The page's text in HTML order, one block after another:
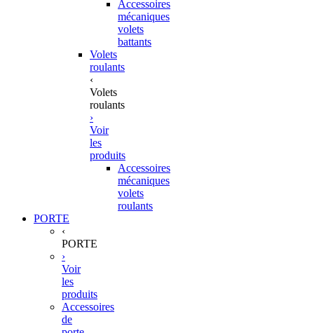
Accessoires
mécaniques
volets
battants
Volets
roulants
‹
Volets
roulants
›
Voir
les
produits
Accessoires
mécaniques
volets
roulants
PORTE
‹
PORTE
›
Voir
les
produits
Accessoires
de